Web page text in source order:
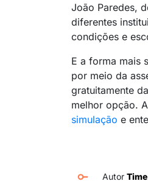
João Paredes,
diferentes
condições e
E a forma mais
por meio da
gratuitamente
melhor opção.
simulação e
Autor